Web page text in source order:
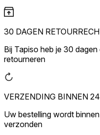
30 DAGEN
Bij Tapiso heb je 30
retourneren
VERZENDING BINNEN
Uw bestelling wordt
verzonden